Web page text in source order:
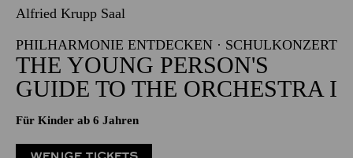
Alfried Krupp Saal
PHILHARMONIE ENTDECKEN · SCHULKONZERT
THE YOUNG PERSON'S
GUIDE TO THE ORCHESTRA I
Für Kinder ab 6 Jahren